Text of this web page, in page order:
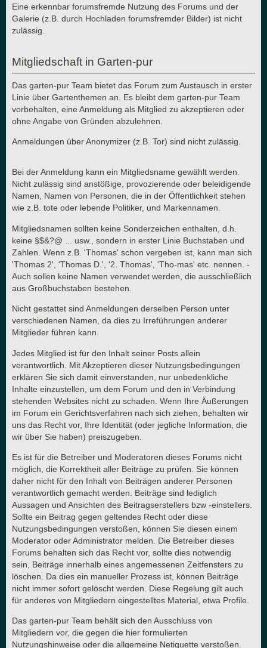
Eine erkennbar forumsfremde Nutzung des Forums und der
Galerie (z.B. durch Hochladen forumsfremder Bilder) ist nicht
zulässig.
Mitgliedschaft in Garten-pur
Das garten-pur Team bietet das Forum zum Austausch in erster
Linie über Gartenthemen an. Es bleibt dem garten-pur Team
vorbehalten, eine Anmeldung als Mitglied zu akzeptieren oder
ohne Angabe von Gründen abzulehnen.
Anmeldungen über Anonymizer (z.B. Tor) sind nicht zulässig.
Bei der Anmeldung kann ein Mitgliedsname gewählt werden.
Nicht zulässig sind anstößige, provozierende oder beleidigende
Namen, Namen von Personen, die in der Öffentlichkeit stehen
wie z.B. tote oder lebende Politiker, und Markennamen.
Mitgliedsnamen sollten keine Sonderzeichen enthalten, d.h.
keine §$&?@ ... usw., sondern in erster Linie Buchstaben und
Zahlen. Wenn z.B. 'Thomas' schon vergeben ist, kann man sich
'Thomas 2', 'Thomas D.', '2. Thomas', 'Tho-mas' etc. nennen. -
Auch sollen keine Namen verwendet werden, die ausschließlich
aus Großbuchstaben bestehen.
Nicht gestattet sind Anmeldungen derselben Person unter
verschiedenen Namen, da dies zu Irreführungen anderer
Mitglieder führen kann.
Jedes Mitglied ist für den Inhalt seiner Posts allein
verantwortlich. Mit Akzeptieren dieser Nutzungsbedingungen
erklären Sie sich damit einverstanden, nur unbedenkliche
Inhalte einzustellen, um dem Forum und den in Verbindung
stehenden Websites nicht zu schaden. Wenn Ihre Äußerungen
im Forum ein Gerichtsverfahren nach sich ziehen, behalten wir
uns das Recht vor, Ihre Identität (oder jegliche Information, die
wir über Sie haben) preiszugeben.
Es ist für die Betreiber und Moderatoren dieses Forums nicht
möglich, die Korrektheit aller Beiträge zu prüfen. Sie können
daher nicht für den Inhalt von Beiträgen anderer Personen
verantwortlich gemacht werden. Beiträge sind lediglich
Aussagen und Ansichten des Beitragserstellers bzw -einstellers.
Sollte ein Beitrag gegen geltendes Recht oder diese
Nutzungsbedingungen verstoßen, können Sie diesen einem
Moderator oder Administrator melden. Die Betreiber dieses
Forums behalten sich das Recht vor, sollte dies notwendig
sein, Beiträge innerhalb eines angemessenen Zeitfensters zu
löschen. Da dies ein manueller Prozess ist, können Beiträge
nicht immer sofort gelöscht werden. Diese Regelung gilt auch
für anderes von Mitgliedern eingestelltes Material, etwa Profile.
Das garten-pur Team behält sich den Ausschluss von
Mitgliedern vor, die gegen die hier formulierten
Nutzungshinweise oder die allgemeine Netiquette verstoßen.